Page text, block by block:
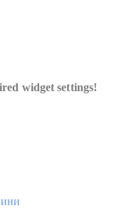
widget settings!